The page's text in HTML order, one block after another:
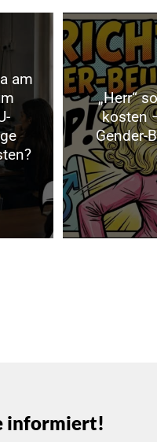
am
„Herr“
kosten
Gender-
informiert!